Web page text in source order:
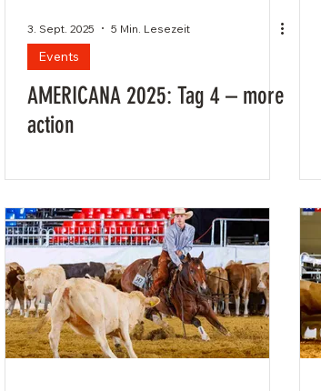
3. Sept. 2025 5 Min. Lesezeit
Events
AMERICANA 2025: Tag 4 – more
action